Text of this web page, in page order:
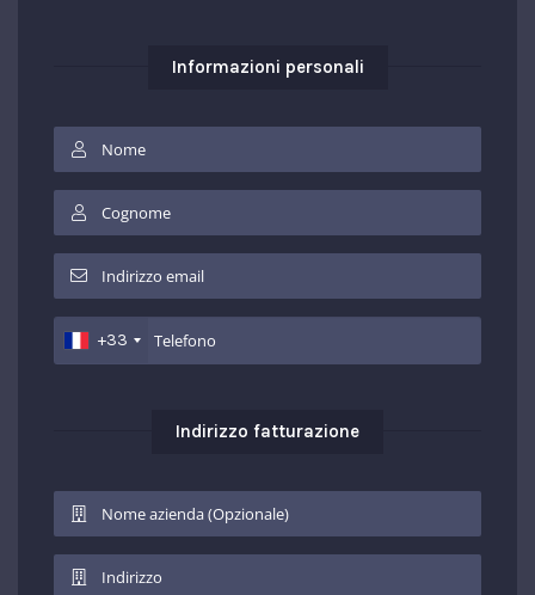
Informazioni personali
+33
Indirizzo fatturazione